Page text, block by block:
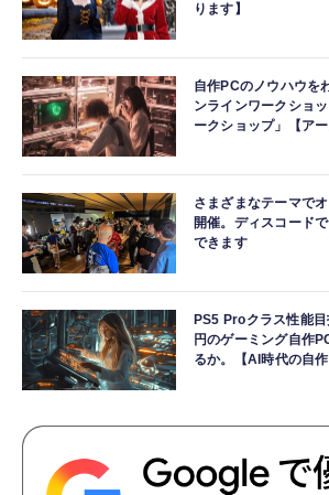
ります】
自作PCのノウハウを
ンラインワークショ
ークショップ」【ア
さまざまなテーマで
開催。ディスコード
できます
PS5 Proクラス性能
円のゲーミング自作
るか。【AI時代の自